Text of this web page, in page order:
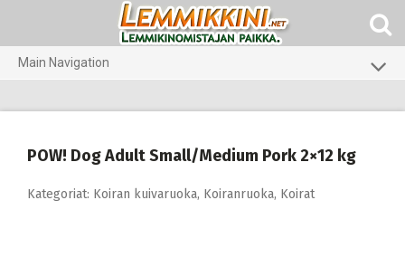
Main Navigation
Eläinlääkäriruoat
Koti ja piha
POW! Dog Adult Small/Medium Pork 2×12 kg
Kategoriat: Koiran kuivaruoka, Koiranruoka, Koirat